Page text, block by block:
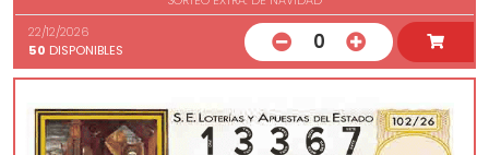
22/12/2026
50 DISPONIBLES 0